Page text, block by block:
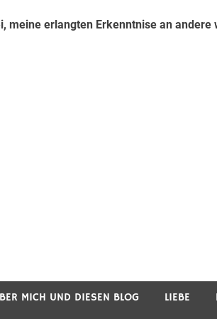
meine erlangten Erkenntnise an
MICH UND DIESEN BLOG LIEBE